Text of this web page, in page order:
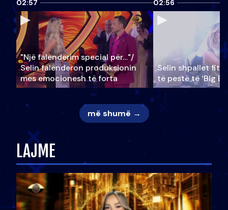
02:57
"Një falenderim special për…"/
Selin falënderon produksionin
mes emocionesh të forta
02:56
Selin shpallet
të pestë të ‘Big
më shumë →
LAJME